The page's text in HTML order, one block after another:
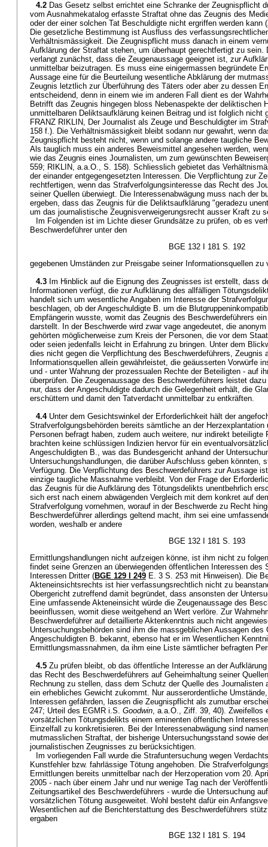
4.2 Das Gesetz selbst errichtet eine Schranke der Zeugnispflicht
vom Ausnahmekatalog erfasste Straftat ohne das Zeugnis des
oder der einer solchen Tat Beschuldigte nicht ergriffen werden kann (
Die gesetzliche Bestimmung ist Ausfluss des
Verhältnismässigkeit. Die Zeugnispflicht muss danach in einem
Aufklärung der Straftat stehen, um überhaupt gerechtfertigt zu sein.
verlangt zunächst, dass die Zeugenaussage geeignet ist, zur
unmittelbar beizutragen. Es muss eine einigermassen begründete
Aussage eine für die Beurteilung wesentliche Abklärung der
Zeugnis letztlich zur Überführung des Täters oder aber zu dessen
entscheidend, denn in einem wie im anderen Fall dient es der
Betrifft das Zeugnis hingegen bloss Nebenaspekte der deliktischen
unmittelbaren Deliktsaufklärung keinen Beitrag und ist folglich nicht
FRANZ RIKLIN, Der Journalist als Zeuge und Beschuldigter im
158 f.). Die Verhältnismässigkeit bleibt sodann nur gewahrt, wenn
Zeugnispflicht besteht nicht, wenn und solange andere taugliche
Als tauglich muss ein anderes Beweismittel angesehen werden,
wie das Zeugnis eines Journalisten, um zum gewünschten
559; RIKLIN, a.a.O., S. 158). Schliesslich gebietet das
der einander entgegengesetzten Interessen. Die Verpflichtung zur
rechtfertigen, wenn das Strafverfolgungsinteresse das Recht des
seiner Quellen überwiegt. Die Interessenabwägung muss nach der
ergeben, dass das Zeugnis für die Deliktsaufklärung "geradezu
um das journalistische Zeugnisverweigerungsrecht ausser Kraft zu
Im Folgenden ist im Lichte dieser Grundsätze zu prüfen, ob es
Beschwerdeführer unter den
BGE 132 I 181 S. 192
gegebenen Umständen zur Preisgabe seiner Informationsquellen zu
4.3 Im Hinblick auf die Eignung des Zeugnisses ist erstellt, dass
Informationen verfügt, die zur Aufklärung des allfälligen
handelt sich um wesentliche Angaben im Interesse der
beschlagen, ob der Angeschuldigte B. um die
Empfängerin wusste, womit das Zeugnis des Beschwerdeführers
darstellt. In der Beschwerde wird zwar vage angedeutet, die
gehörten möglicherweise zum Kreis der Personen, die vor dem
oder seien jedenfalls leicht in Erfahrung zu bringen. Unter dem
dies nicht gegen die Verpflichtung des Beschwerdeführers, Zeugnis
Informationsquellen allein gewährleistet, die geäusserten Vorwürfe
und - unter Wahrung der prozessualen Rechte der Beteiligten - auf
überprüfen. Die Zeugenaussage des Beschwerdeführers leistet
nur, dass der Angeschuldigte dadurch die Gelegenheit erhält, die
erschüttern und damit den Tatverdacht unmittelbar zu entkräften.
4.4 Unter dem Gesichtswinkel der Erforderlichkeit hält der
Strafverfolgungsbehörden bereits sämtliche an der
Personen befragt haben, zudem auch weitere, nur indirekt beteiligte
brachten keine schlüssigen Indizien hervor für ein
Angeschuldigten B., was das Bundesgericht anhand der
Untersuchungshandlungen, die darüber Aufschluss geben könnten,
Verfügung. Die Verpflichtung des Beschwerdeführers zur Aussage
einzige taugliche Massnahme verbleibt. Von der Frage der
das Zeugnis für die Aufklärung des Tötungsdelikts unentbehrlich
sich erst nach einem abwägenden Vergleich mit dem konkret auf
Strafverfolgung vornehmen, worauf in der Beschwerde zu Recht
Beschwerdeführer allerdings geltend macht, ihm sei eine
worden, weshalb er andere
BGE 132 I 181 S. 193
Ermittlungshandlungen nicht aufzeigen könne, ist ihm nicht zu
findet seine Grenzen an überwiegenden öffentlichen Interessen des
Interessen Dritter (BGE 129 I 249 E. 3 S. 253 mit Hinweisen). Die
Akteneinsichtsrechts ist hier verfassungsrechtlich nicht zu
Obergericht zutreffend damit begründet, dass ansonsten der
Eine umfassende Akteneinsicht würde die Zeugenaussage des
beeinflussen, womit diese weitgehend an Wert verlöre. Zur
Beschwerdeführer auf detaillierte Aktenkenntnis auch nicht
Untersuchungsbehörden sind ihm die massgeblichen Aussagen des
Angeschuldigten B. bekannt, ebenso hat er im Wesentlichen
Ermittlungsmassnahmen, da ihm eine Liste sämtlicher befragten
4.5 Zu prüfen bleibt, ob das öffentliche Interesse an der
das Recht des Beschwerdeführers auf Geheimhaltung seiner
Rechnung zu stellen, dass dem Schutz der Quelle des Journalisten
ein erhebliches Gewicht zukommt. Nur ausserordentliche
Interessen gefährden, lassen die Zeugnispflicht als zumutbar
247; Urteil des EGMR i.S. Goodwin, a.a.O., Ziff. 39, 40). Zweifellos
vorsätzlichen Tötungsdelikts einem eminenten öffentlichen
Einzelfall zu konkretisieren. Bei der Interessenabwägung sind
mutmasslichen Straftat, der bisherige Untersuchungsstand sowie
journalistischen Zeugnisses zu berücksichtigen.
Im vorliegenden Fall wurde die Strafuntersuchung wegen
Kunstfehler bzw. fahrlässige Tötung angehoben. Die
Ermittlungen bereits unmittelbar nach der Herzoperation vom 20.
2005 - nach über einem Jahr und nur wenige Tag nach der
Zeitungsartikel des Beschwerdeführers - wurde die Untersuchung
vorsätzlichen Tötung ausgeweitet. Wohl besteht dafür ein
Wesentlichen auf die Berichterstattung des Beschwerdeführers
ergaben
BGE 132 I 181 S. 194